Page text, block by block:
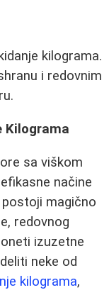
kilograma.
i redovnim
Kilograma
sa viškom
načine
magično
redovnog
izuzetne
neke od
kilograma,